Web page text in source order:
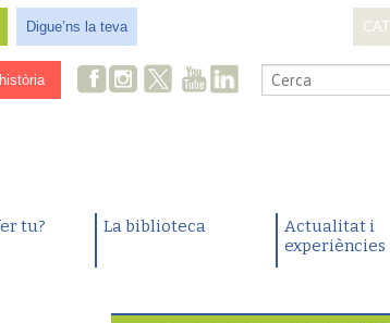
Digue’ns la teva CAT
.
tu? La biblioteca
Actualitat i
experiències